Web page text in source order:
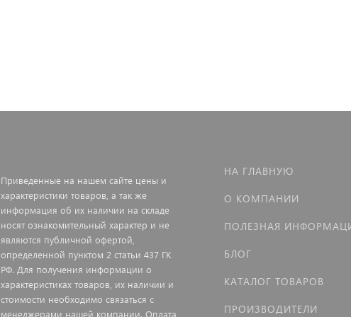
Приведенные на нашем сайте цены и
характеристики товаров, а так же
информация об их наличии на складе
носят ознакомительный характер и не
являются публичной офертой,
определенной пунктом 2 статьи 437 ГК
РФ. Для получения информации о
характеристиках товаров, их наличии и
стоимости необходимо связаться с
менеджерами нашей компании. Оплата
НА ГЛАВНУЮ
О КОМПАНИИ
ПОЛЕЗНАЯ
БЛОГ
КАТАЛОГ ТОВАРОВ
ПРОИЗВОДИТЕЛИ